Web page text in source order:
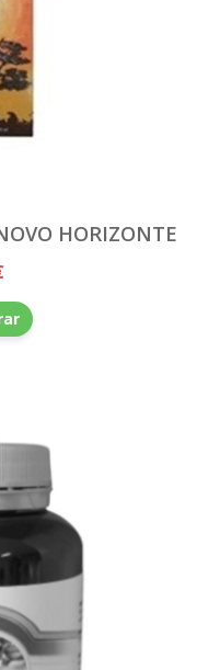
HORIZONTE